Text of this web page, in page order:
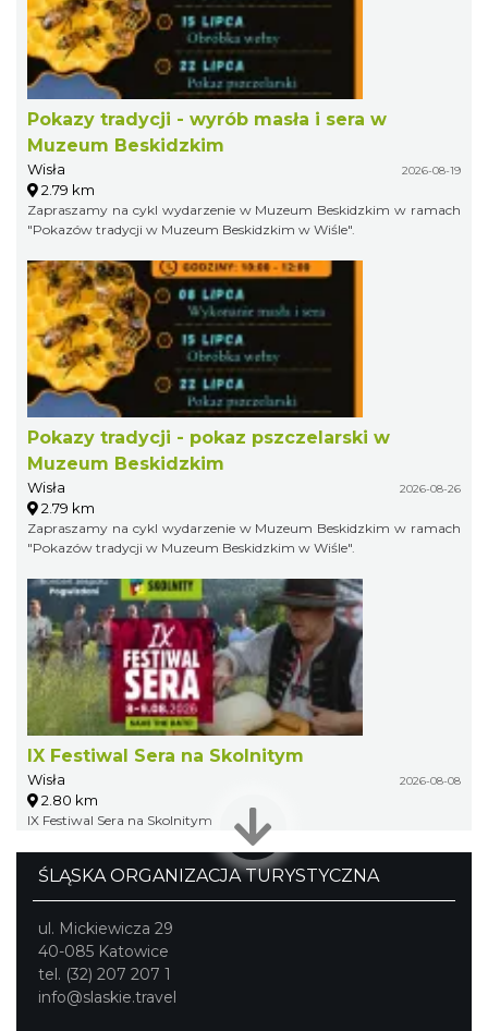
Pokazy tradycji - wyrób masła i sera w
Muzeum Beskidzkim
Wisła 2026-08-19
2.79 km
Zapraszamy na cykl wydarzenie w Muzeum Beskidzkim w ramach
"Pokazów tradycji w Muzeum Beskidzkim w Wiśle".
Pokazy tradycji - pokaz pszczelarski w
Muzeum Beskidzkim
Wisła 2026-08-26
2.79 km
Zapraszamy na cykl wydarzenie w Muzeum Beskidzkim w ramach
"Pokazów tradycji w Muzeum Beskidzkim w Wiśle".
IX Festiwal Sera na Skolnitym
Wisła 2026-08-08
2.80 km
IX Festiwal Sera na Skolnitym
ŚLĄSKA ORGANIZACJA TURYSTYCZNA
ul. Mickiewicza 29
40-085 Katowice
tel. (32) 207 207 1
info@slaskie.travel